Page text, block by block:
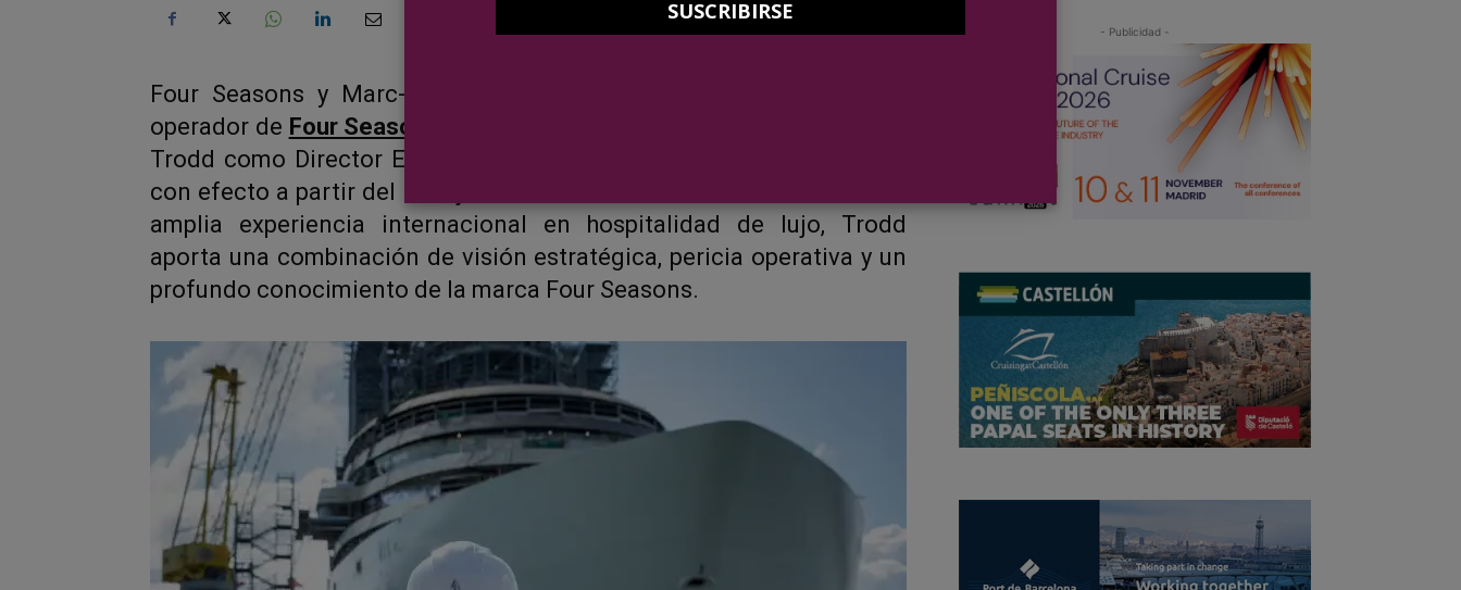
Four Seasons y Marc-Henry Cruise Holdings Ltd., copropietario y
operador de Four Seasons Yachts
Trodd como Director Ejecutivo de Marc-Henry Cruise Holdings Ltd.,
con efecto a partir del 1 de julio de 2025. Líder de confianza con una
amplia experiencia internacional en hospitalidad de lujo, Trodd
aporta una combinación de visión estratégica, pericia operativa y un
profundo conocimiento de la marca Four Seasons.
- Publicidad -